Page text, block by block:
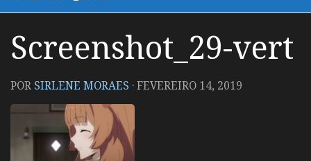
Screenshot_29-vert
POR SIRLENE MORAES ·FEVEREIRO 14, 2019